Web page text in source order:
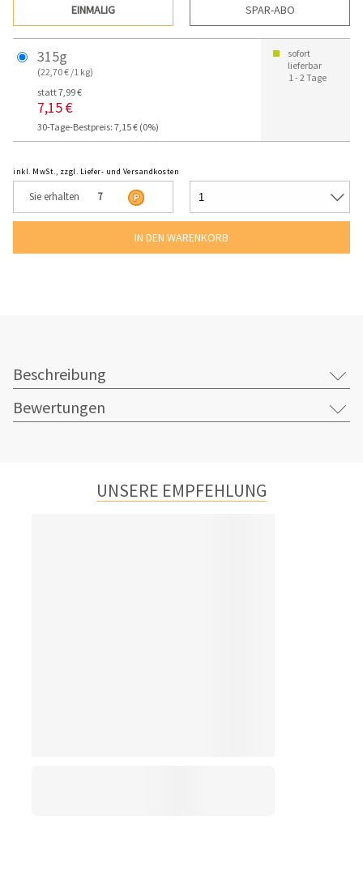
EINMALIG SPAR-ABO
315g
(22,70 € /1 kg)
statt 7,99 €
7,15 €
30-Tage-Bestpreis: 7,15 € (0%)
sofort
lieferbar
1 - 2 Tage
inkl. MwSt., zzgl. Liefer- und Versandkosten
Sie erhalten 7
Beschreibung
Bewertungen
UNSERE EMPFEHLUNG